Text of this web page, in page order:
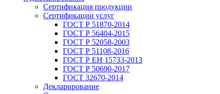
Сертификация продукции
Сертификации услуг
ГОСТ Р 51870-2014
ГОСТ Р 56404-2015
ГОСТ Р 52058-2003
ГОСТ Р 51108-2016
ГОСТ Р ЕН 15733-2013
ГОСТ Р 50690-2017
ГОСТ 32670-2014
Декларирование